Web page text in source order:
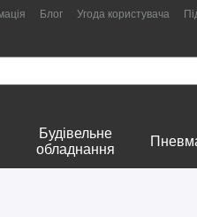
Блог Угода користувача
Будівельне
обладнання